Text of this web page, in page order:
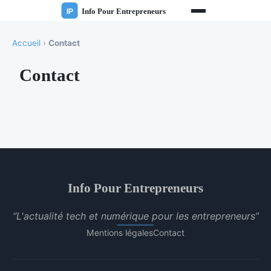
Accueil › Contact
Contact
Info Pour Entrepreneurs
“L'actualité tech et numérique pour les entrepreneurs”
Mentions légalesContact